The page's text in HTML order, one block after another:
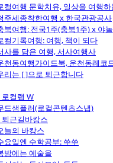
컬여행 문학치유, 일상을 여행
주세종착한여행 x 한국관광공사
북여행: 전국1주(충북1주) x 야
컬기록여행: 여행, 책이 되다
사를 담은 여행, 서사여행사
천동여행가이드북, 운천동레코
리는 [ ]으로 퇴근합니다
컬랩 W
드샘플러(로컬콘텐츠스냅)
근길바캉스
늘의 바캉스
요일엔 수학공부: 쑤쑤
밤에는 예술을